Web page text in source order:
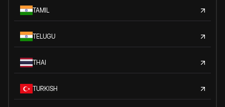
TAMIL
TELUGU
THAI
TURKISH